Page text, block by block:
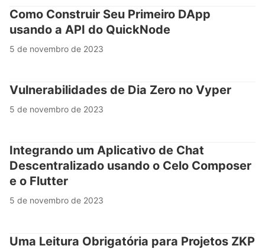
Como Construir Seu Primeiro DApp
usando a API do QuickNode
5 de novembro de 2023
Vulnerabilidades de Dia Zero no Vyper
5 de novembro de 2023
Integrando um Aplicativo de Chat
Descentralizado usando o Celo Composer
e o Flutter
5 de novembro de 2023
Uma Leitura Obrigatória para Projetos ZKP